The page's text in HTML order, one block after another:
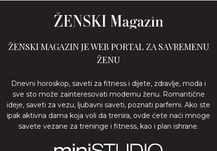
ŽENSKI MAGAZIN JE WEB PORTAL ZA SAVREMENU
ŽENU
Dnevni horoskop, saveti za fitness i dijete, zdravlje, moda i
sve sto može zainteresovati modernu ženu. Romantične
ideje, saveti za vezu, ljubavni saveti, poznati parfemi. Ako ste
ipak aktivna dama koja voli da trenira, ovde ćete naći mnoge
savete vezane za treninge i fitness, kao i plan ishrane.